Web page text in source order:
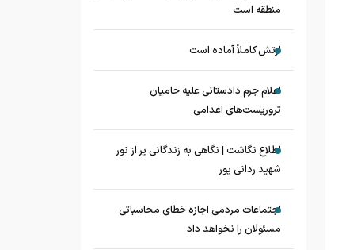
منطقه است
ارتش کاملاً آماده است
اعلام جرم دادستانی علیه حامیان
تروریست‌های اعدامی
اطلاع نگاشت | نگاهی به زندگانی پر از نور
شهید ردانی پور
اجتماعات مردمی اجازه خطای محاسباتی
مسئولان را نخواهد داد